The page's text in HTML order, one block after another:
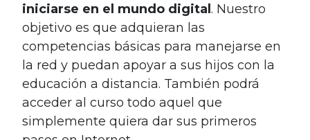
iniciarse en el mundo digital . Nuestro
objetivo es que adquieran las
competencias básicas para manejarse en
la red y puedan apoyar a sus hijos con la
educación a distancia. También podrá
acceder al curso todo aquel que
simplemente quiera dar sus primeros